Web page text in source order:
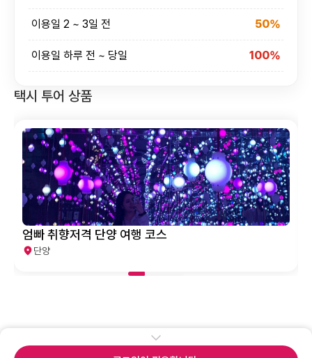
이용일 2 ~ 3일 전 50%
이용일 하루 전 ~ 당일 100%
택시 투어 상품
엄빠 취향저격 단양 여행 코스
단양